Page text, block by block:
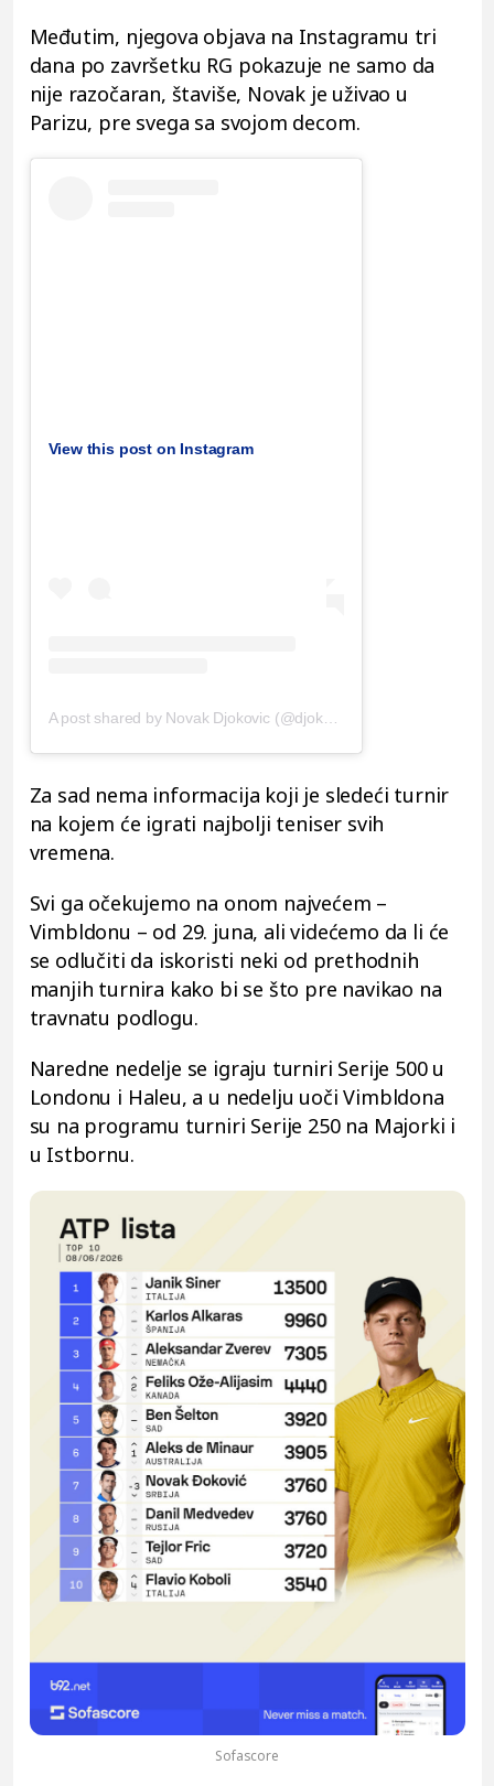
Međutim, njegova objava na Instagramu tri
dana po završetku RG pokazuje ne samo da
nije razočaran, štaviše, Novak je uživao u
Parizu, pre svega sa svojom decom.
View this post on Instagram
Za sad nema informacija koji je sledeći turnir
na kojem će igrati najbolji teniser svih
vremena.
Svi ga očekujemo na onom najvećem –
Vimbldonu – od 29. juna, ali videćemo da li će
se odlučiti da iskoristi neki od prethodnih
manjih turnira kako bi se što pre navikao na
travnatu podlogu.
Naredne nedelje se igraju turniri Serije 500 u
Londonu i Haleu, a u nedelju uoči Vimbldona
su na programu turniri Serije 250 na Majorki i
u Istbornu.
Sofascore